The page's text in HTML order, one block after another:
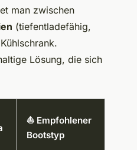
man zwischen
(tiefentladefähig,
Lösung, die sich
⛵ Empfohlener
Bootstyp